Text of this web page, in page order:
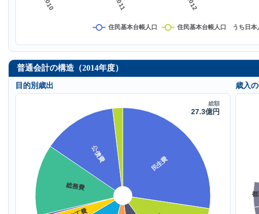
普通会計の構造（2014年度）
目的別歳出
歳入